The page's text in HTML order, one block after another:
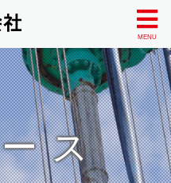
MENU
ス